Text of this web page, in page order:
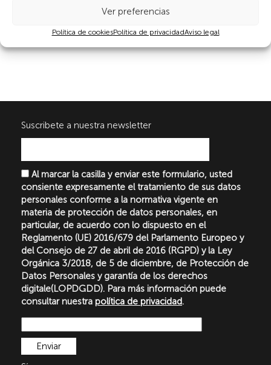
Ver preferencias
Política de cookiesPolítica de privacidadAviso legal
Suscribete a nuestra newsletter
Al marcar la casilla y enviar este formulario, usted
consiente expresamente el tratamiento de sus datos
personales conforme a la normativa vigente en
materia de protección de datos personales, en
particular, de acuerdo con lo dispuesto en el
Reglamento (UE) 2016/679 del Parlamento Europeo y
del Consejo de 27 de abril de 2016 (RGPD) y la Ley
Orgánica 3/2018, de 5 de diciembre, de Protección de
Datos Personales y garantía de los derechos
digitale(LOPDGDD). Para más información puede
consultar nuestra política de privacidad.